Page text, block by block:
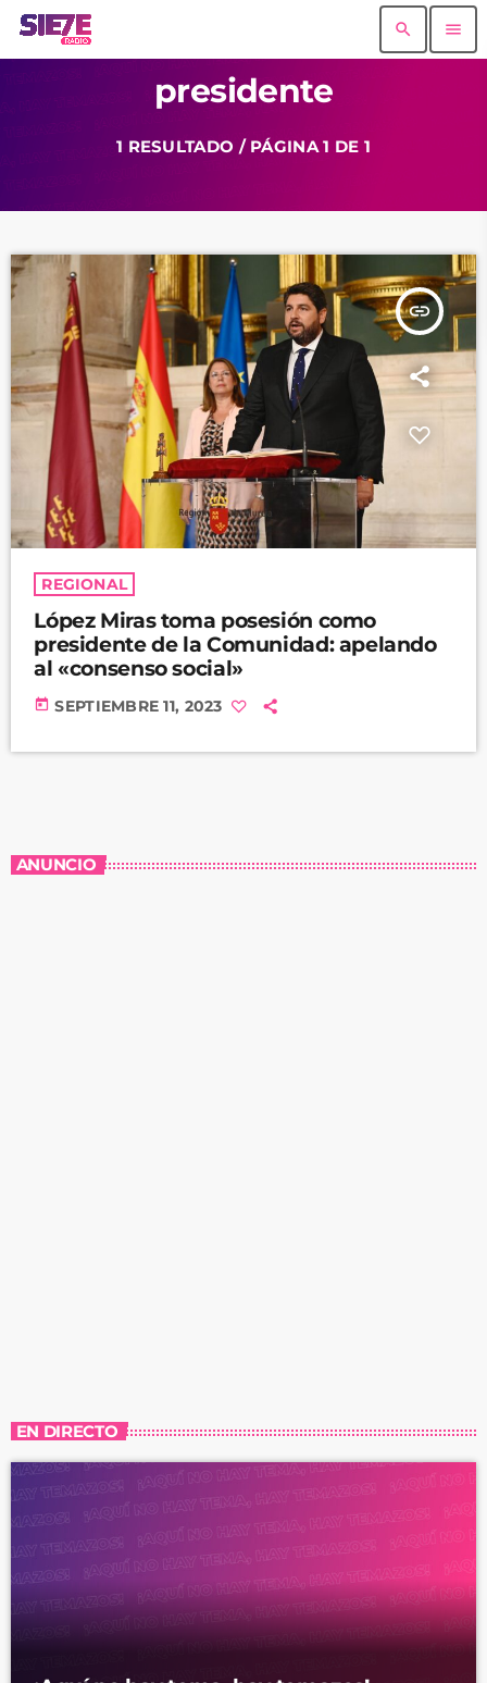
search menu
presidente
1 RESULTADO / PÁGINA 1 DE 1
insert_link
REGIONAL
López Miras toma posesión como
presidente de la Comunidad: apelando
al «consenso social»
today SEPTIEMBRE 11, 2023
ANUNCIO
EN DIRECTO